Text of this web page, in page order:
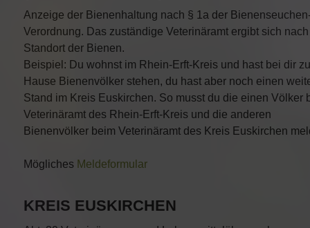
Anzeige der Bienenhaltung nach § 1a der
Verordnung. Das zuständige Veterinäramt ergibt sich
Standort der Bienen.
Beispiel: Du wohnst im Rhein-Erft-Kreis und hast bei dir zu
Hause Bienenvölker stehen, du hast aber noch einen
Stand im Kreis Euskirchen. So musst du die einen Völker
Veterinäramt des Rhein-Erft-Kreis und die anderen
Bienenvölker beim Veterinäramt des Kreis Euskirchen
Mögliches Meldeformular
KREIS EUSKIRCHEN